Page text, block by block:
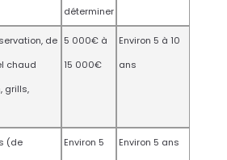
déterminer
de
chaud
grills,
5 000€ à
15 000€
Environ 5 à 10
ans
(de Environ 5 Environ 5 ans